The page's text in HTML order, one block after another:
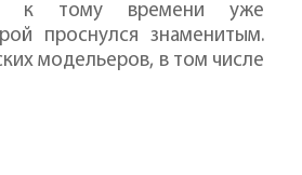
к тому времени уже
проснулся знаменитым.
модельеров, в том числе